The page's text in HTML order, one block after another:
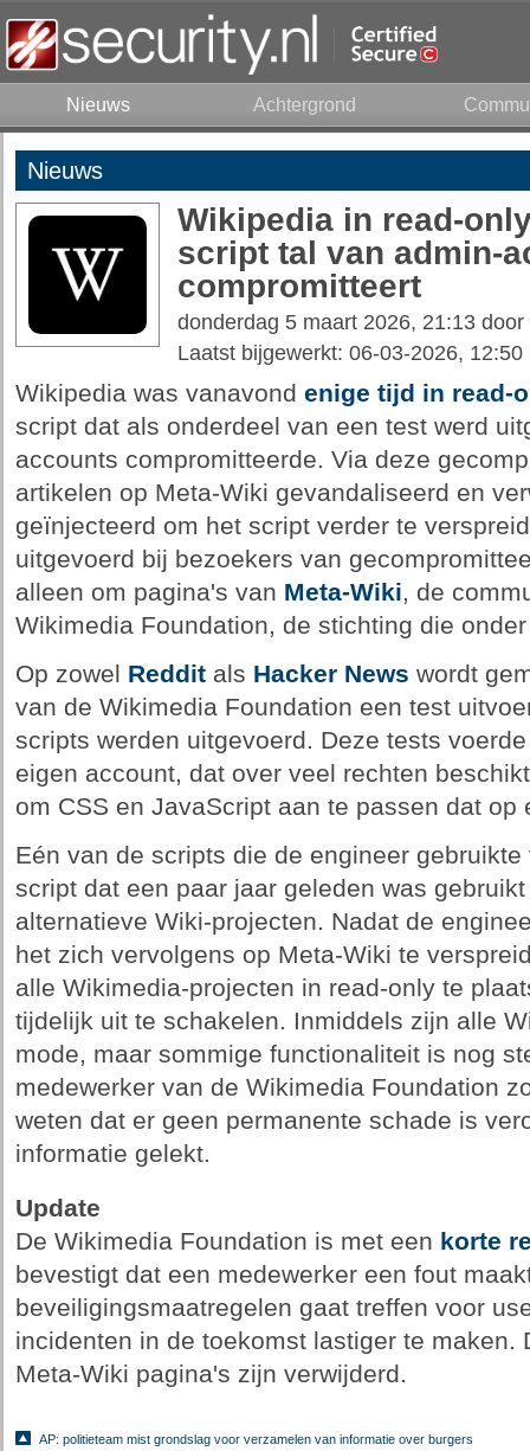
Nieuws Achtergrond
Nieuws
Wikipedia in read-
script tal van admin-
compromitteert
donderdag 5 maart 2026, 21:13 door
Laatst bijgewerkt: 06-03-2026, 12:50
Wikipedia was vanavond enige tijd in read-
script dat als onderdeel van een test werd
accounts compromitteerde. Via deze
artikelen op Meta-Wiki gevandaliseerd en
geïnjecteerd om het script verder te
uitgevoerd bij bezoekers van
alleen om pagina's van Meta-Wiki, de
Wikimedia Foundation, de stichting die
Op zowel Redditals Hacker News wordt
van de Wikimedia Foundation een test
scripts werden uitgevoerd. Deze tests
eigen account, dat over veel rechten
om CSS en JavaScript aan te passen dat
Eén van de scripts die de engineer
script dat een paar jaar geleden was
alternatieve Wiki-projecten. Nadat de
het zich vervolgens op Meta-Wiki te
alle Wikimedia-projecten in read-only te
tijdelijk uit te schakelen. Inmiddels zijn alle
mode, maar sommige functionaliteit is nog
medewerker van de Wikimedia Foundation
weten dat er geen permanente schade is
informatie gelekt.
Update
De Wikimedia Foundation is met een korte
bevestigt dat een medewerker een fout
beveiligingsmaatregelen gaat treffen voor
incidenten in de toekomst lastiger te maken.
Meta-Wiki pagina's zijn verwijderd.
AP: politieteam mist grondslag voor verzamelen van informatie over burgers